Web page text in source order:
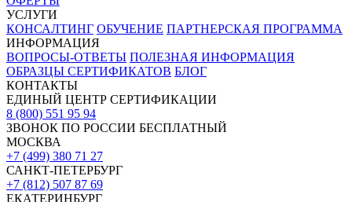
УСЛУГИ
КОНСАЛТИНГ ОБУЧЕНИЕ ПАРТНЕРСКАЯ ПРОГРАММА
ИНФОРМАЦИЯ
ВОПРОСЫ-ОТВЕТЫ ПОЛЕЗНАЯ ИНФОРМАЦИЯ
ОБРАЗЦЫ СЕРТИФИКАТОВ БЛОГ
КОНТАКТЫ
ЕДИНЫЙ ЦЕНТР СЕРТИФИКАЦИИ
8 (800) 551 95 94
ЗВОНОК ПО РОССИИ БЕСПЛАТНЫЙ
МОСКВА
+7 (499) 380 71 27
САНКТ-ПЕТЕРБУРГ
+7 (812) 507 87 69
ЕКАТЕРИНБУРГ